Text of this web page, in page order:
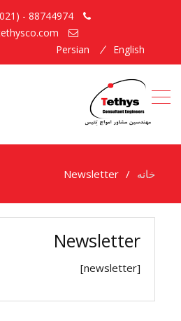
English
Persian
خانه Newsletter
Newsletter
[newsletter]